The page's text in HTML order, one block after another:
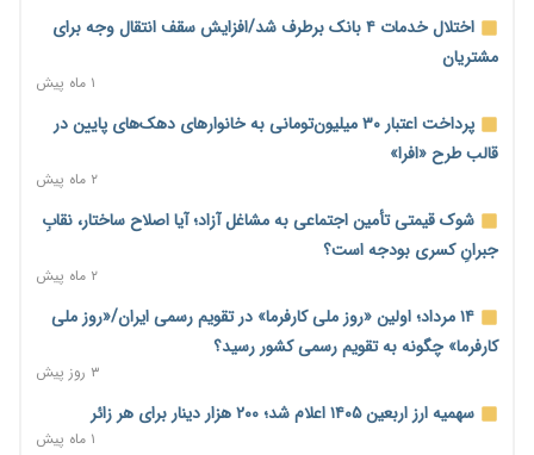
ترمیم مزد در راه است؟ تأکید بر افزایش مزد پایه و شفافیت سبد
وام بدون رتبه اعتباری؛ صندوق کارآفرینی امید از حمایت متفاوت
ناترازی برق ۳۰ درصد کاهش یافت؛ وعده وزارت نیرو برای رفع
۲ ساعت پیش
ورود بخش خصوصی به حکمرانی اشتغال؛ «یاوران پیشرفت»
مطالبه کارگران جنوب برای پرداخت «حق جنگ»؛ از نفت و گاز تا
اختلال خدمات ۴ بانک برطرف شد/افزایش سقف انتقال وجه برای
مشتریان
۱ ماه پیش
پرداخت اعتبار ۳۰ میلیون‌تومانی به خانوارهای دهک‌های پایین در
قالب طرح «افرا»
۲ ماه پیش
شوک قیمتی تأمین اجتماعی به مشاغل آزاد؛ آیا اصلاح ساختار، نقابِ
جبرانِ کسری بودجه است؟
۲ ماه پیش
۱۴ مرداد؛ اولین «روز ملی کارفرما» در تقویم رسمی ایران/«روز ملی
کارفرما» چگونه به تقویم رسمی کشور رسید؟
۳ روز پیش
سهمیه ارز اربعین ۱۴۰۵ اعلام شد؛ ۲۰۰ هزار دینار برای هر زائر
۱ ماه پیش